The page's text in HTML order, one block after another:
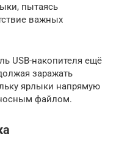
пытаясь
важных
USB-накопителя ещё
заражать
ярлыки напрямую
файлом.